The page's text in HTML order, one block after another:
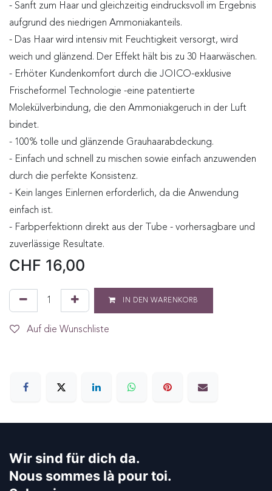
- Sanft zum Haar und gleichzeitig eindrucksvoll im Ergebnis
aufgrund des niedrigen Ammoniakanteils.
- Das Haar wird intensiv mit Feuchtigkeit versorgt, wird
weich und glänzend. Der Effekt hält bis zu 30 Haarwäschen.
- Erhöter Kundenkomfort durch die JOICO-exklusive
Frischeformel Technologie -eine patentierte
Molekülverbindung, die den Ammoniakgeruch in der Luft
bindet.
- 100% tolle und glänzende Grauhaarabdeckung.
- Einfach und schnell zu mischen sowie einfach anzuwenden
durch die perfekte Konsistenz.
- Kein langes Einlernen erforderlich, da die Anwendung
einfach ist.
- Farbperfektionn direkt aus der Tube - vorhersagbare und
zuverlässige Resultate.
CHF 16,00
IN DEN WARENKORB
Auf die Wunschliste
Wir sind für dich da.
Nous sommes là pour toi.